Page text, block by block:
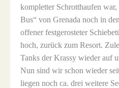
kompletter Schrotthaufen
Bus“ von Grenada noch in
offener festgerosteter
hoch, zurück zum Resort.
Tanks der Krassy wieder auf
Nun sind wir schon wieder
liegen noch ca. drei weitere